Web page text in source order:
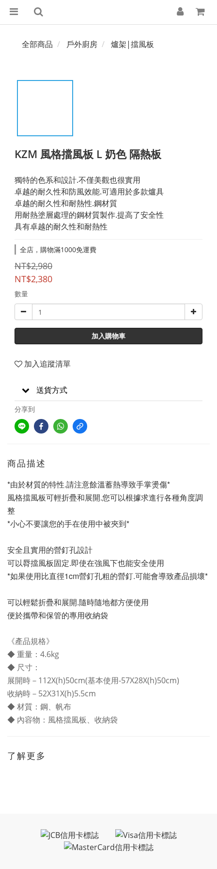
全部商品 戶外廚房 爐架|擋風板
KZM 風格擋風板 L 奶色 隔熱板
獨特的色系和設計.不僅美觀也很實用
卓越的耐久性和防風效能.可適用於多款爐具
卓越的耐久性和耐熱性.鋼材質
用耐熱塗層處理的鋼材質製作.提高了安全性
具有卓越的耐久性和耐熱性
全店，購物滿1000免運費
NT$2,980
NT$2,380
數量
加入購物車
加入追蹤清單
送貨方式
分享到
商品描述
*由於材質的特性.請注意餘溫蓄熱導致手掌燙傷*
風格擋風板可輕折疊和展開.您可以根據求進行各種角度調
整
*小心不要讓您的手在使用中被夾到*
安全且實用的營釘孔設計
可以脣擋風板固定.即使在強風下也能安全使用
*如果使用比直徑1cm營釘孔粗的營釘.可能會導致產品損壞*
可以輕鬆折疊和展開.隨時隨地都方便使用
便於攜帶和保管的專用收納袋
《產品規格》
◆ 重量：4.6kg
◆ 尺寸：
展開時－112X(h)50cm(基本使用-57X28X(h)50cm)
收納時－52X31X(h)5.5cm
◆ 材質：鋼、帆布
◆ 內容物：風格擋風板、收納袋
了解更多